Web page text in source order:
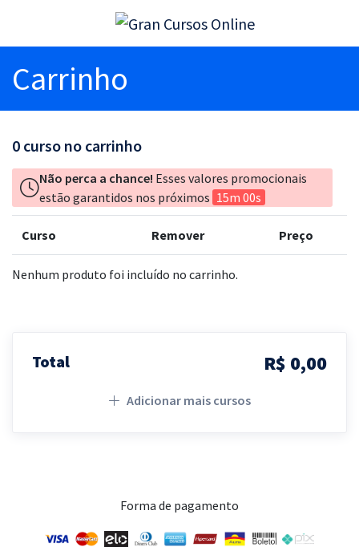
Carrinho
0 curso no carrinho
Não perca a chance! Esses valores promocionais
estão garantidos nos próximos 15m 00s
Curso Remover Preço
Nenhum produto foi incluído no carrinho.
Total R$ 0,00
Adicionar mais cursos
Forma de pagamento